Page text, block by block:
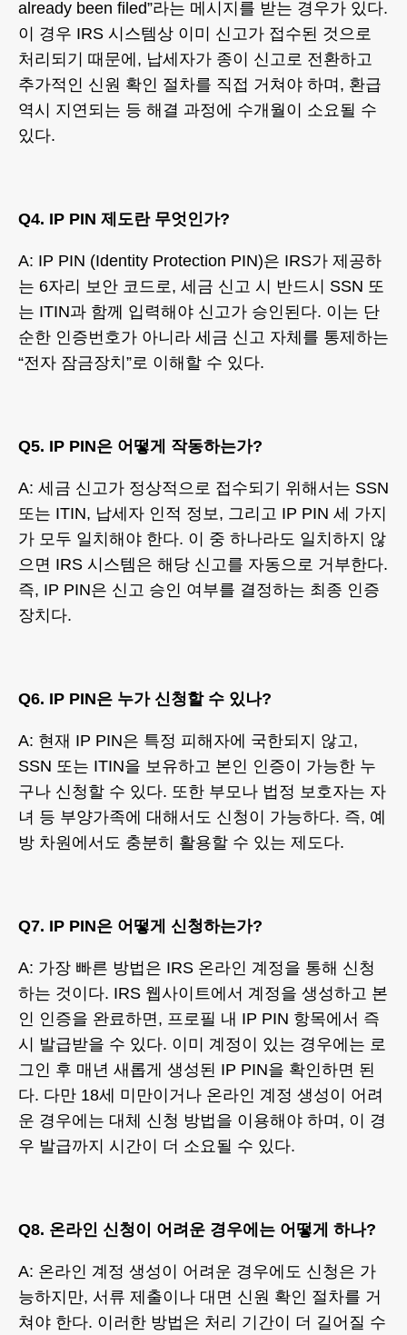
already been filed”라는 메시지를 받는 경우가 있다.
이 경우 IRS 시스템상 이미 신고가 접수된 것으로
처리되기 때문에, 납세자가 종이 신고로 전환하고
추가적인 신원 확인 절차를 직접 거쳐야 하며, 환급
역시 지연되는 등 해결 과정에 수개월이 소요될 수
있다.
Q4. IP PIN 제도란 무엇인가?
A: IP PIN (Identity Protection PIN)은 IRS가 제공하
는 6자리 보안 코드로, 세금 신고 시 반드시 SSN 또
는 ITIN과 함께 입력해야 신고가 승인된다. 이는 단
순한 인증번호가 아니라 세금 신고 자체를 통제하는
“전자 잠금장치”로 이해할 수 있다.
Q5. IP PIN은 어떻게 작동하는가?
A: 세금 신고가 정상적으로 접수되기 위해서는 SSN
또는 ITIN, 납세자 인적 정보, 그리고 IP PIN 세 가지
가 모두 일치해야 한다. 이 중 하나라도 일치하지 않
으면 IRS 시스템은 해당 신고를 자동으로 거부한다.
즉, IP PIN은 신고 승인 여부를 결정하는 최종 인증
장치다.
Q6. IP PIN은 누가 신청할 수 있나?
A: 현재 IP PIN은 특정 피해자에 국한되지 않고,
SSN 또는 ITIN을 보유하고 본인 인증이 가능한 누
구나 신청할 수 있다. 또한 부모나 법정 보호자는 자
녀 등 부양가족에 대해서도 신청이 가능하다. 즉, 예
방 차원에서도 충분히 활용할 수 있는 제도다.
Q7. IP PIN은 어떻게 신청하는가?
A: 가장 빠른 방법은 IRS 온라인 계정을 통해 신청
하는 것이다. IRS 웹사이트에서 계정을 생성하고 본
인 인증을 완료하면, 프로필 내 IP PIN 항목에서 즉
시 발급받을 수 있다. 이미 계정이 있는 경우에는 로
그인 후 매년 새롭게 생성된 IP PIN을 확인하면 된
다. 다만 18세 미만이거나 온라인 계정 생성이 어려
운 경우에는 대체 신청 방법을 이용해야 하며, 이 경
우 발급까지 시간이 더 소요될 수 있다.
Q8. 온라인 신청이 어려운 경우에는 어떻게 하나?
A: 온라인 계정 생성이 어려운 경우에도 신청은 가
능하지만, 서류 제출이나 대면 신원 확인 절차를 거
쳐야 한다. 이러한 방법은 처리 기간이 더 길어질 수